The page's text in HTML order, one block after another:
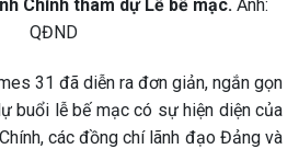
Chính tham dự Lễ bế mạc. Ảnh:
QĐND
31 đã diễn ra đơn giản, ngắn gọn
buổi lễ bế mạc có sự hiện diện của
các đồng chí lãnh đạo Đảng và